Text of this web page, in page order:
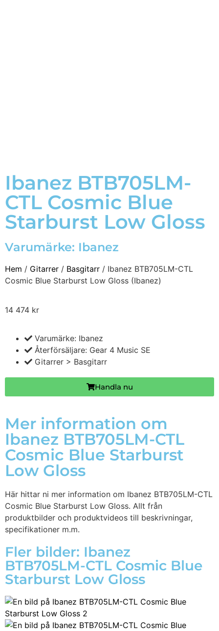
Ibanez BTB705LM-
CTL Cosmic Blue
Starburst Low Gloss
Varumärke: Ibanez
Hem / Gitarrer / Basgitarr / Ibanez BTB705LM-CTL
Cosmic Blue Starburst Low Gloss (Ibanez)
14 474 kr
Varumärke: Ibanez
Återförsäljare: Gear 4 Music SE
Gitarrer > Basgitarr
Handla nu
Mer information om
Ibanez BTB705LM-CTL
Cosmic Blue Starburst
Low Gloss
Här hittar ni mer information om Ibanez BTB705LM-CTL
Cosmic Blue Starburst Low Gloss. Allt från
produktbilder och produktvideos till beskrivningar,
specifikationer m.m.
Fler bilder: Ibanez
BTB705LM-CTL Cosmic Blue
Starburst Low Gloss